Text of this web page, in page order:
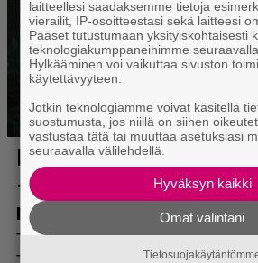
laitteellesi saadaksemme tietoja
vierailit, IP-osoitteestasi sekä laitteesi
Pääset tutustumaan yksityiskohtaisesti
teknologiakumppaneihimme
Hylkääminen voi vaikuttaa sivuston
käytettävyyteen.
Jotkin teknologiamme voivat käsitellä
suostumusta, jos niillä on siihen
vastustaa tätä tai muuttaa asetuksiasi
seuraavalla välilehdellä.
Hyväksyn kaikki
Omat valintani